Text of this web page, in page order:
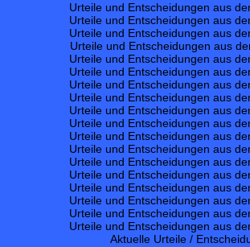
Urteile und Entscheidungen aus
Urteile und Entscheidungen aus
Urteile und Entscheidungen aus
Urteile und Entscheidungen aus
Urteile und Entscheidungen aus
Urteile und Entscheidungen aus
Urteile und Entscheidungen aus
Urteile und Entscheidungen aus
Urteile und Entscheidungen aus
Urteile und Entscheidungen aus
Urteile und Entscheidungen aus
Urteile und Entscheidungen aus
Urteile und Entscheidungen aus
Urteile und Entscheidungen aus
Urteile und Entscheidungen aus
Urteile und Entscheidungen aus
Urteile und Entscheidungen aus
Urteile und Entscheidungen aus
Aktuelle Urteile /